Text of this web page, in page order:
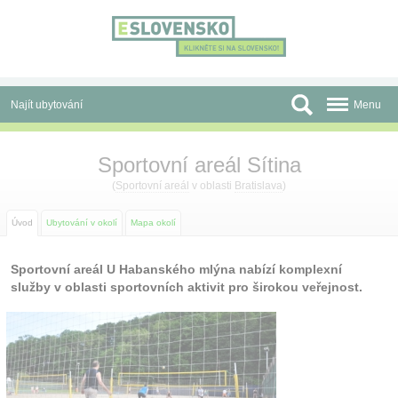
Najít ubytování
Autobusové zájezdy
Před cestou
O nás
Menu
Sportovní areál Sítina
(Sportovní areál v oblasti Bratislava)
Úvod Ubytování v okolí Mapa okolí
Sportovní areál U Habanského mlýna nabízí komplexní
služby v oblasti sportovních aktivit pro širokou veřejnost.